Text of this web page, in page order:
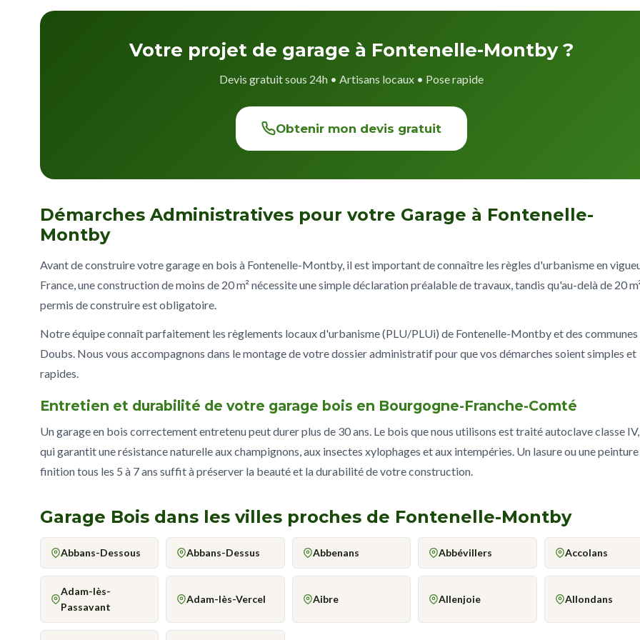
Votre projet de garage à Fontenelle-Montby ?
Devis gratuit sous 24h • Artisans locaux • Pose rapide
Obtenir mon devis gratuit
Démarches Administratives pour votre Garage à Fontenelle-
Montby
Avant de construire votre garage en bois à Fontenelle-Montby, il est important de connaître les règles d'urbanisme en
France, une construction de moins de 20 m² nécessite une simple déclaration préalable de travaux, tandis qu'au-delà de 20
permis de construire est obligatoire.
Notre équipe connaît parfaitement les règlements locaux d'urbanisme (PLU/PLUi) de Fontenelle-Montby et des communes
Doubs. Nous vous accompagnons dans le montage de votre dossier administratif pour que vos démarches soient simples et
rapides.
Entretien et durabilité de votre garage bois en Bourgogne-Franche-Comté
Un garage en bois correctement entretenu peut durer plus de 30 ans. Le bois que nous utilisons est traité autoclave classe
qui garantit une résistance naturelle aux champignons, aux insectes xylophages et aux intempéries. Un lasure ou une
finition tous les 5 à 7 ans suffit à préserver la beauté et la durabilité de votre construction.
Garage Bois dans les villes proches de Fontenelle-Montby
Abbans-Dessous Abbans-Dessus Abbenans Abbévillers Accolans
Adam-lès-
Passavant
Adam-lès-Vercel Aibre Allenjoie Allondans